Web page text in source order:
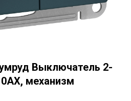
Выключатель 2-
механизм